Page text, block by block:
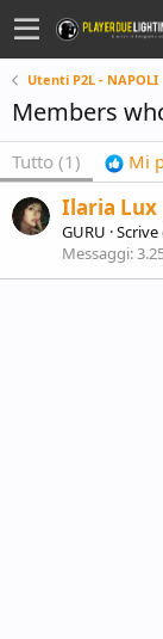
Utenti P2L - NAPOLI
Members
Tutto (1) Mi
Ilaria Lux
GURU ·Scrive
Messaggi